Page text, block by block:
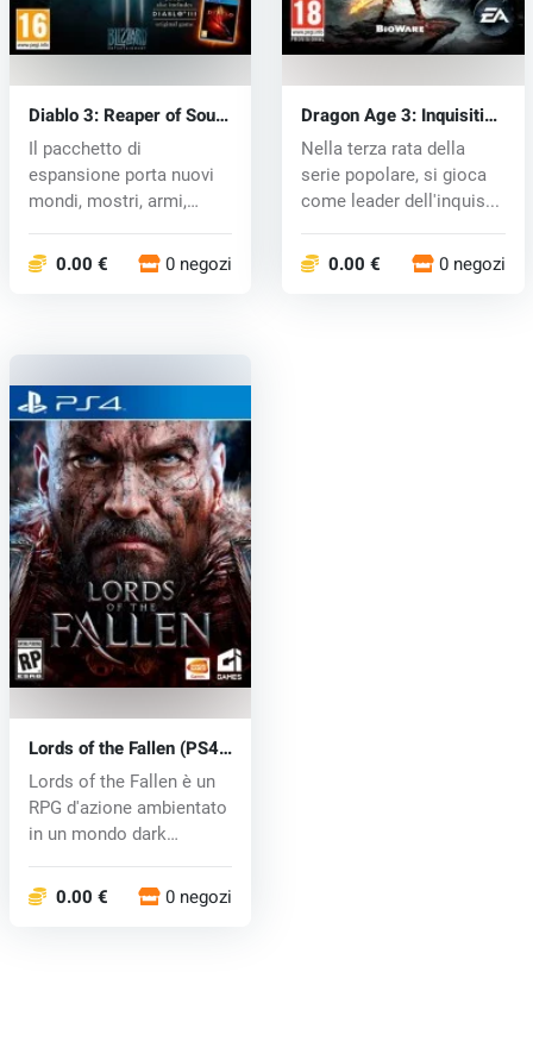
Diablo 3: Reaper of Souls
(PS4) key
Il pacchetto di
espansione porta nuovi
mondi, mostri, armi,
0.00 € 0 negozi
Dragon Age 3: Inquisition
(PS4) key
Nella terza rata della
serie popolare, si gioca
come leader dell'inquis...
0.00 € 0 negozi
Lords of the Fallen (PS4)
key
Lords of the Fallen è un
RPG d'azione ambientato
in un mondo dark
0.00 € 0 negozi